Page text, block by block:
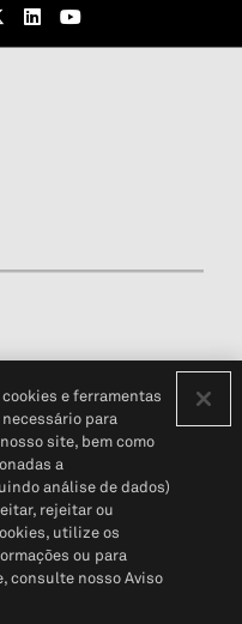
do cliente (em inglês)
© 2026 S&P Global
e ferramentas
para
site, bem como
a
análise de dados)
rejeitar ou
utilize os
ou para
consulte nosso Aviso